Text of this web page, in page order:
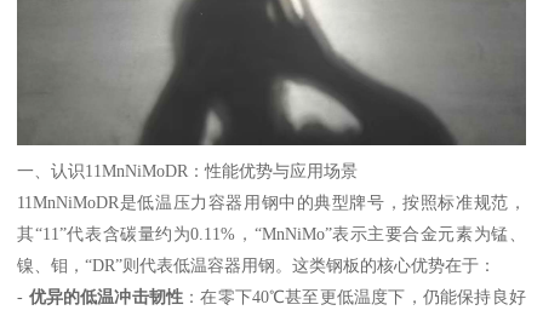
一、认识11MnNiMoDR：性能优势与应用场景
11MnNiMoDR是低温压力容器用钢中的典型牌号，按照标准规范，
其“11”代表含碳量约为0.11%，“MnNiMo”表示主要合金元素为锰、
镍、钼，“DR”则代表低温容器用钢。这类钢板的核心优势在于：
- 优异的低温冲击韧性 ：在零下40℃甚至更低温度下，仍能保持良好